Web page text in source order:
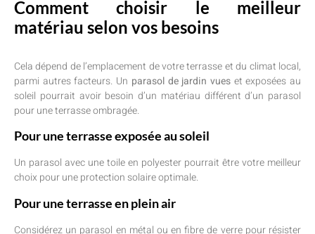
Comment choisir le meilleur
matériau selon vos besoins
Cela dépend de l’emplacement de votre terrasse et du climat local,
parmi autres facteurs. Un parasol de jardin vueset exposées au
soleil pourrait avoir besoin d’un matériau différent d’un parasol
pour une terrasse ombragée.
Pour une terrasse exposée au soleil
Un parasol avec une toile en polyester pourrait être votre meilleur
choix pour une protection solaire optimale.
Pour une terrasse en plein air
Considérez un parasol en métal ou en fibre de verre pour résister